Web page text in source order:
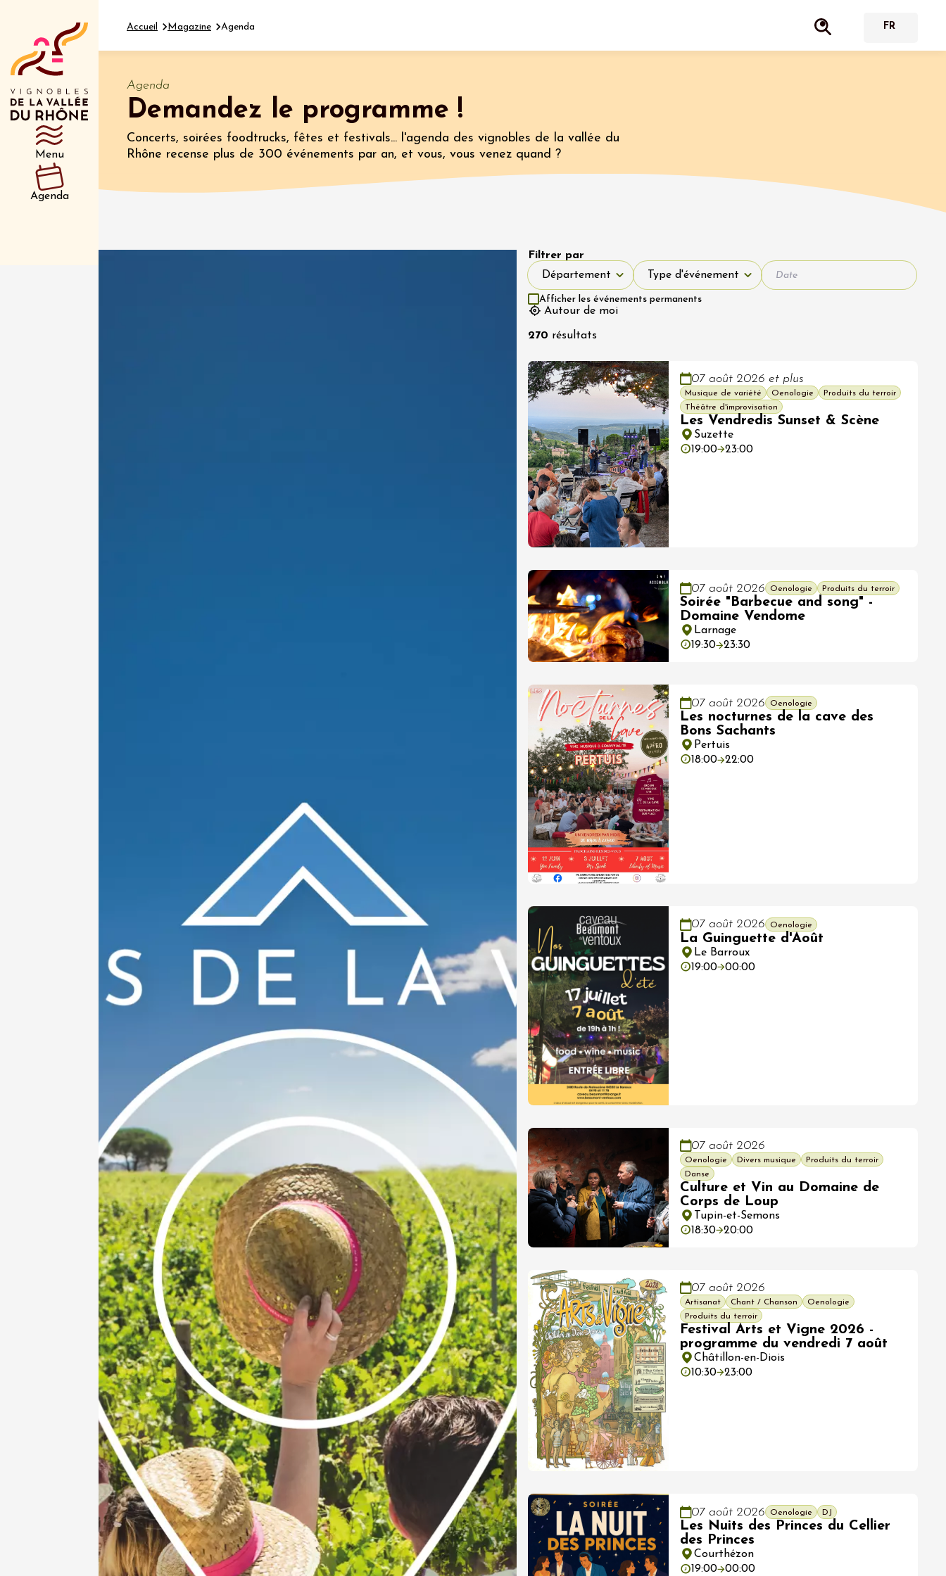
Menu
Agenda
Département Type d’événement
Gastronomie
11 août 2026 Oenologie
Sunsets Vignerons en
Luberon au Château St
Pierre de Mejans
Puyvert
11 août 2026 et plus Oenologie
Luberon au Château La
Verrerie
Musée d'art sacré
18:00
11 août 2026 Oenologie
Sunsets Vignerons en
Luberon au Domaine de
La Bastidonne
Cabrières-d'Avignon
18:30
11 août 2026 Oenologie
Sunsets Vignerons 2026
au Château Saint Pons
Villars
18:30
22:00
11 août 2026
Oenologie Produits du terroir
Sunsets vignerons en
Luberon au Domaine du
Coffre
Pertuis
18:30
21:30
Accueil Magazine Agenda
Agenda
Demandez le programme !
Concerts, soirées foodtrucks, fêtes et festivals... l'agenda des vignobles de la vallée du
Rhône recense plus de 300 événements par an, et vous, vous venez quand ?
Autour de moi
Filtrer par
Département
Département
Type d'événement
Type d'événement
Afficher les événements permanents
270 résultats
07 août 2026 et plus
Musique de variété Oenologie
Produits du terroir
Théâtre d'improvisation
Les Vendredis Sunset & Scène
Suzette
19:00
23:00
07 août 2026 Oenologie Produits du terroir
Soirée "Barbecue and song" -
Domaine Vendome
Larnage
19:30
23:30
07 août 2026 Oenologie
Les nocturnes de la cave des
Bons Sachants
Pertuis
18:00
22:00
07 août 2026 Oenologie
La Guinguette d'Août
Le Barroux
19:00
00:00
07 août 2026
Oenologie Divers musique
Produits du terroir
Danse
Culture et Vin au Domaine de
Corps de Loup
Tupin-et-Semons
18:30
20:00
07 août 2026
Artisanat Chant / Chanson
Oenologie
Produits du terroir
Festival Arts et Vigne 2026 -
programme du vendredi 7 août
Châtillon-en-Diois
10:30
23:00
07 août 2026 Oenologie DJ
Les Nuits des Princes du Cellier
des Princes
Courthézon
19:00
00:00